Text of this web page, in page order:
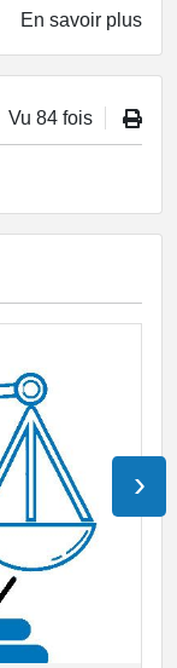
En savoir plus
Vu 84 fois
›